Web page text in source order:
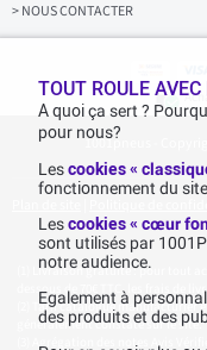
z
v
> NOUS CONTACTER
1001pneus -
Livraison gratuite : pour tout
dessous de 70€ TTC, les frais de
Tarif catalogue manufacturier
généralement constaté sur le site.
Agrégation des notes Avis
TOUT ROULE
A quoi ça sert ?
pour nous?
Lescookies «
fonctionnement du
Lescookies « cœur
sont utilisés par
notre audience.
Egalement à
des produits et des